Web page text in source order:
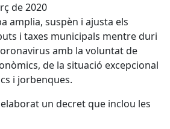
de 2020
amplia, suspèn i ajusta els
i taxes municipals mentre duri
amb la voluntat de
de la situació excepcional
i jorbenques.
un decret que inclou les